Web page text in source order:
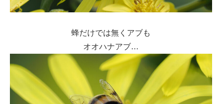
蜂だけでは無くアブも
オオハナアブ…